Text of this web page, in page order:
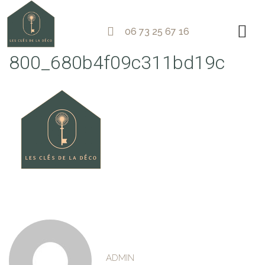
06 73 25 67 16
800_680b4f09c311bd19c
ADMIN